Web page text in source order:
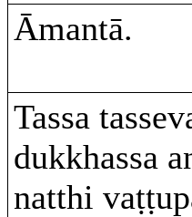
Āmantā.
Tassa
dukkhassa
natthi